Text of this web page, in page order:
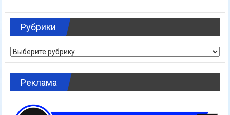
Рубрики
Рубрики
Реклама